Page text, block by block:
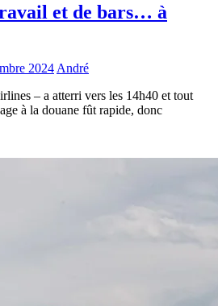
et de bars… à
2024 André
– a atterri vers les 14h40 et tout
à la douane fût rapide, donc